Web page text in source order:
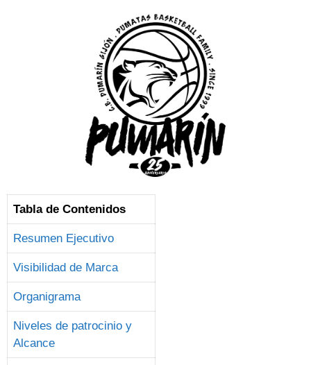
Tabla de Contenidos
Resumen Ejecutivo
Visibilidad de Marca
Organigrama
Niveles de patrocinio y
Alcance